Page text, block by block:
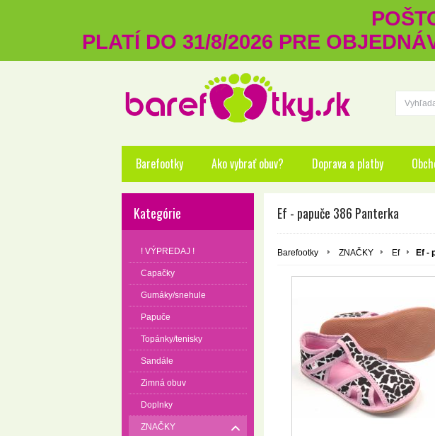
PLATÍ DO 31/8/2026 PRE
Barefootky Ako vybrať obuv? Doprava a platby
Kategórie
! VÝPREDAJ !
Capačky
Gumáky/snehule
Papuče
Topánky/tenisky
Sandále
Zimná obuv
Doplnky
ZNAČKY
Ef - papuče 386 Panterka
Barefootky ZNAČKY Ef Ef -